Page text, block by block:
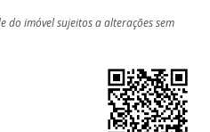
do imóvel sujeitos a alterações sem